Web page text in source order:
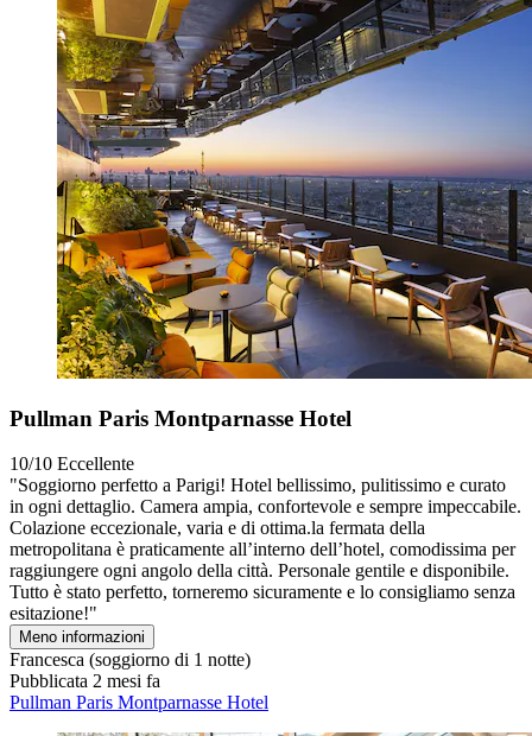
Pullman Paris Montparnasse Hotel
10/10 Eccellente
"Soggiorno perfetto a Parigi! Hotel bellissimo, pulitissimo e curato
in ogni dettaglio. Camera ampia, confortevole e sempre impeccabile.
Colazione eccezionale, varia e di ottima.la fermata della
metropolitana è praticamente all’interno dell’hotel, comodissima per
raggiungere ogni angolo della città. Personale gentile e disponibile.
Tutto è stato perfetto, torneremo sicuramente e lo consigliamo senza
esitazione!"
Meno informazioni
Francesca (soggiorno di 1 notte)
Pubblicata 2 mesi fa
Pullman Paris Montparnasse Hotel